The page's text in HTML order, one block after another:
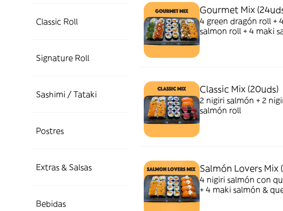
Classic Roll
Signature Roll
Sashimi / Tataki
Postres
Extras & Salsas
Bebidas
Gourmet Mix
4 green dragón roll +
salmon roll + 4 maki
Classic Mix (20uds)
2 nigiri salmón + 2
salmón roll
Salmón Lovers Mix
4 nigiri salmón con
+ 4 maki salmón &